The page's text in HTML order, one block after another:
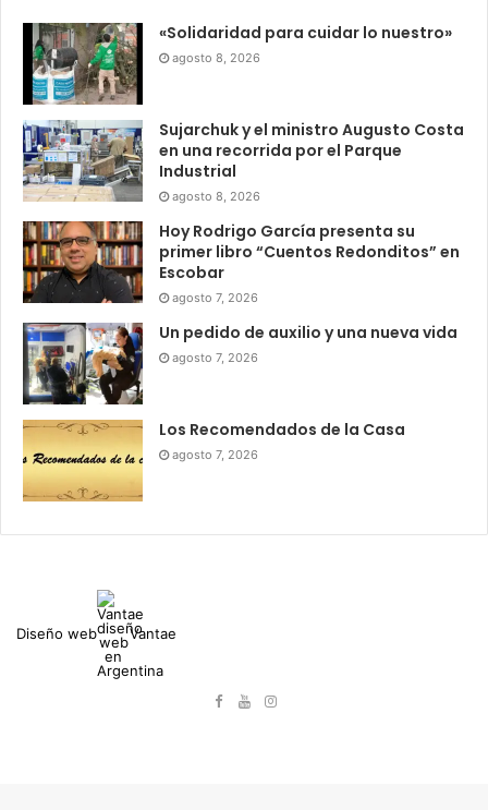
«Solidaridad para cuidar lo nuestro»
agosto 8, 2026
Sujarchuk y el ministro Augusto Costa
en una recorrida por el Parque
Industrial
agosto 8, 2026
Hoy Rodrigo García presenta su
primer libro “Cuentos Redonditos” en
Escobar
agosto 7, 2026
Un pedido de auxilio y una nueva vida
agosto 7, 2026
Los Recomendados de la Casa
agosto 7, 2026
Diseño web Vantae